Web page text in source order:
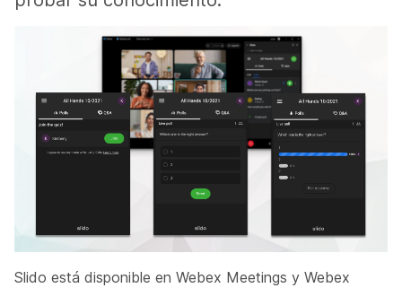
Slido está disponible en Webex Meetings y Webex